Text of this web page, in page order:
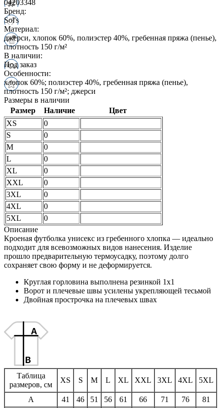
04203348
Бренд:
Sol's
Материал:
джерси, хлопок 60%, полиэстер 40%, гребенная пряжа (пенье),
плотность 150 г/м²
В наличии:
Под заказ
Особенности:
хлопок 60%; полиэстер 40%, гребенная пряжа (пенье),
плотность 150 г/м²; джерси
Размеры в наличии
Размер
Наличие
Цвет
XS
0
S
0
M
0
L
0
XL
0
XXL
0
3XL
0
4XL
0
5XL
0
Описание
Кроеная футболка унисекс из гребенного хлопка — идеально
подходит для всевозможных видов нанесения. Изделие
прошло предварительную термоусадку, поэтому долго
сохраняет свою форму и не деформируется.
Круглая горловина выполнена резинкой 1x1
Ворот и плечевые швы усилены укрепляющей тесьмой
Двойная прострочка на плечевых швах
Таблица
размеров, см
XS S M L XL XXL 3XL 4XL 5XL
A 41 46 51 56 61 66 71 76
81